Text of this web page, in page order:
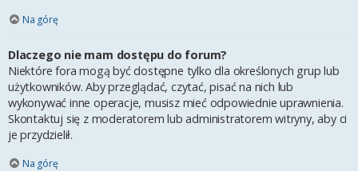
Na górę
Dlaczego nie mam dostępu do forum?
Niektóre fora mogą być dostępne tylko dla określonych grup lub
użytkowników. Aby przeglądać, czytać, pisać na nich lub
wykonywać inne operacje, musisz mieć odpowiednie uprawnienia.
Skontaktuj się z moderatorem lub administratorem witryny, aby ci
je przydzielił.
Na górę